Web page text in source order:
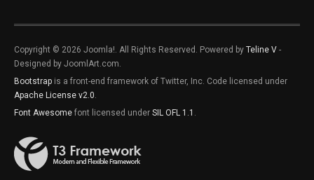
Copyright © 2026 Joomla!. All Rights Reserved. Powered by Teline V -
Designed by JoomlArt.com.
Bootstrap is a front-end framework of Twitter, Inc. Code licensed under
Apache License v2.0.
Font Awesome font licensed under SIL OFL 1.1 .